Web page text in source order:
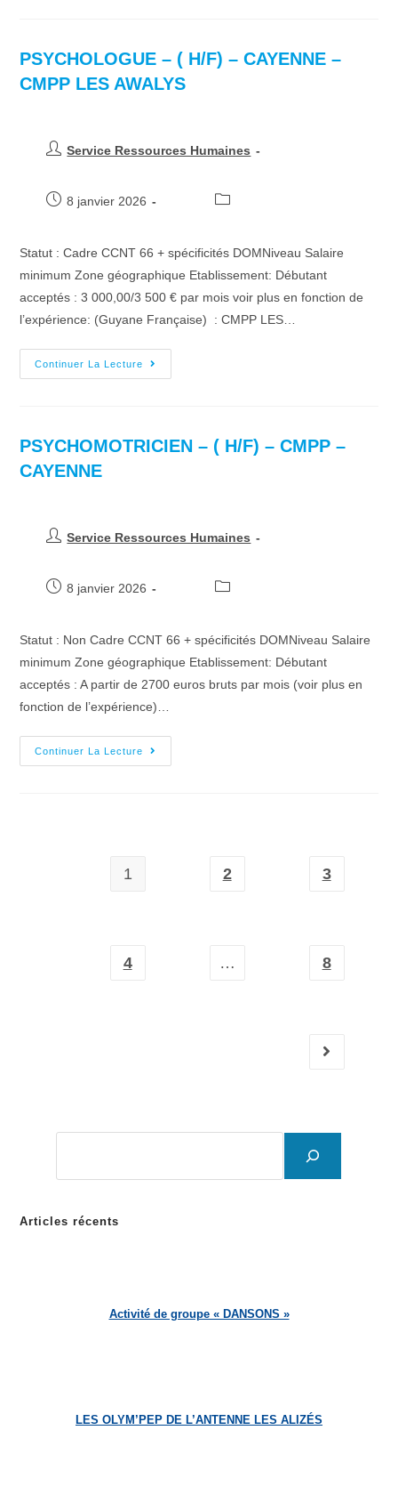
PSYCHOLOGUE – ( H/F) – CAYENNE –
CMPP LES AWALYS
Service Ressources Humaines
8 janvier 2026
Statut : Cadre CCNT 66 + spécificités DOMNiveau Salaire
minimum Zone géographique Etablissement: Débutant
acceptés : 3 000,00/3 500 € par mois voir plus en fonction de
l’expérience: (Guyane Française) : CMPP LES…
Continuer La Lecture
PSYCHOMOTRICIEN – ( H/F) – CMPP –
CAYENNE
Service Ressources Humaines
8 janvier 2026
Statut : Non Cadre CCNT 66 + spécificités DOMNiveau Salaire
minimum Zone géographique Etablissement: Débutant
acceptés : A partir de 2700 euros bruts par mois (voir plus en
fonction de l’expérience)…
Continuer La Lecture
1 2 3
4 … 8
Articles récents
Activité de groupe « DANSONS »
LES OLYM’PEP DE L’ANTENNE LES ALIZÉS